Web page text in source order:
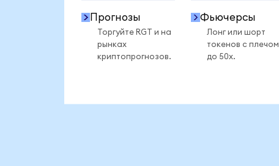
Прогнозы
Торгуйте RGT и на
рынках
криптопрогнозов.
Фьючерсы
Лонг или шорт
токенов с плечом
до 50x.